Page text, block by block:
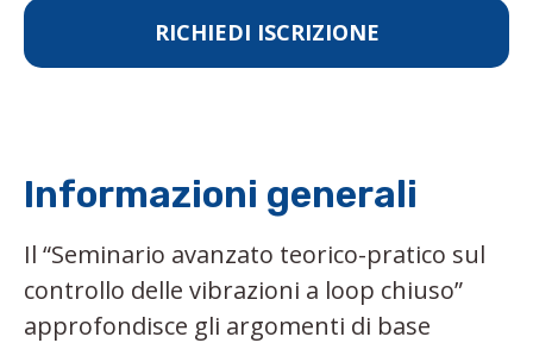
RICHIEDI ISCRIZIONE
Informazioni generali
Il “Seminario avanzato teorico-pratico sul
controllo delle vibrazioni a loop chiuso”
approfondisce gli argomenti di base